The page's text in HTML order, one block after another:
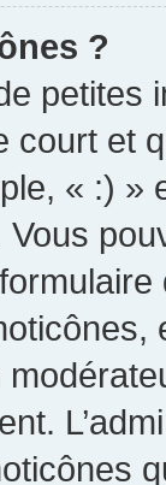
?
petites
court et
« :) »